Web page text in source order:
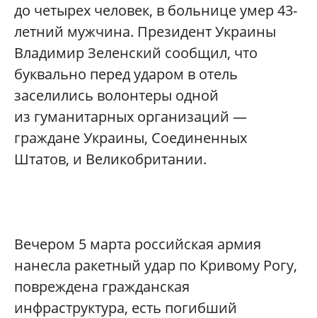
до четырех человек, в больнице умер 43-
летний мужчина. Президент Украины
Владимир Зеленский сообщил, что
буквально перед ударом в отель
заселились волонтеры одной
из гуманитарных организаций —
граждане Украины, Соединенных
Штатов, и Великобритании.
Вечером 5 марта российская армия
нанесла ракетный удар по Кривому Рогу,
повреждена гражданская
инфраструктура, есть погибший